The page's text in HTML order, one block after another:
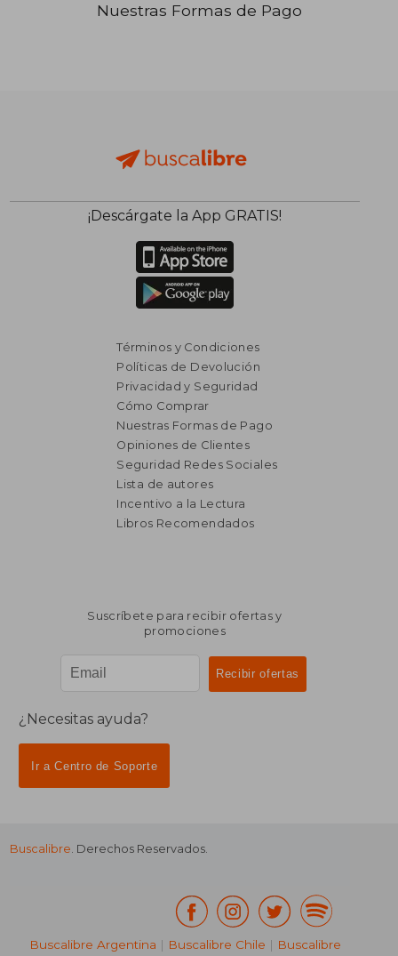
Nuestras Formas de Pago
¡Descárgate la App GRATIS!
Términos y Condiciones
Políticas de Devolución
Privacidad y Seguridad
Cómo Comprar
Nuestras Formas de Pago
Opiniones de Clientes
Seguridad Redes Sociales
Lista de autores
Incentivo a la Lectura
Libros Recomendados
Suscríbete para recibir ofertas y
promociones
¿Necesitas ayuda?
Ir a Centro de Soporte
Buscalibre. Derechos Reservados.
Buscalibre Argentina | Buscalibre Chile | Buscalibre